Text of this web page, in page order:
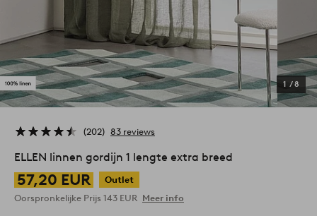
1 /8
202 83 reviews
ELLEN linnen gordijn 1 lengte extra breed
57,20 EUR
Outlet
Oorspronkelijke Prijs 143 EUR Meer info